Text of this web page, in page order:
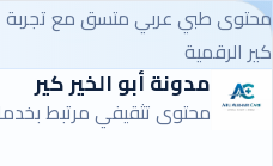
محتوى طبي عربي متسق مع تجربة
كير الرقمية
مدونة أبو الخير كير
محتوى تثقيفي مرتبط